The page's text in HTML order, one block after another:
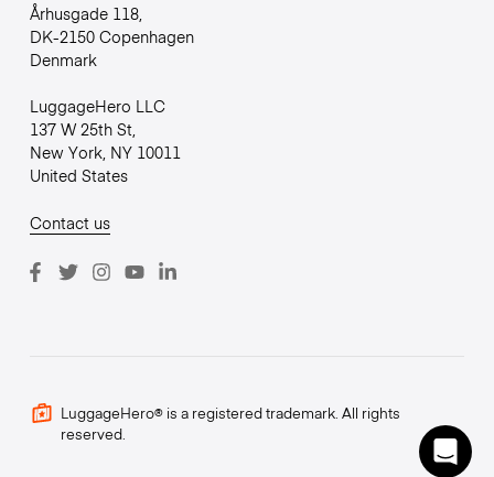
Århusgade 118,
DK-2150 Copenhagen
Denmark
LuggageHero LLC
137 W 25th St,
New York, NY 10011
United States
Contact us
LuggageHero® is a registered trademark. All rights
reserved.